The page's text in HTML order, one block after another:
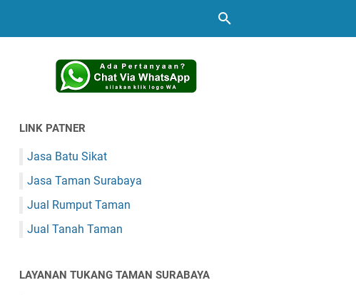
LINK PATNER
Jasa Batu Sikat
Jasa Taman Surabaya
Jual Rumput Taman
Jual Tanah Taman
LAYANAN TUKANG TAMAN SURABAYA